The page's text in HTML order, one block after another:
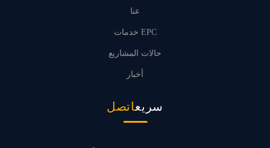
عنا
خدمات EPC
حالات المشاريع
أخبار
سريعاتصل